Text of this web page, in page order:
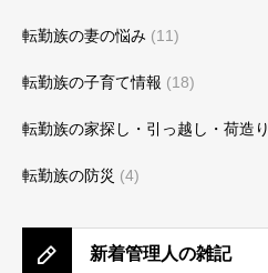
転勤族の妻の悩み (11)
転勤族の子育て情報 (18)
転勤族の家探し・引っ越し・荷造り
転勤族の防災 (4)
新着管理人の雑記